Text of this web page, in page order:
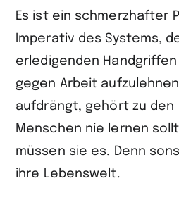
Es ist ein schmerzhafter
Imperativ des Systems,
erledigenden
gegen Arbeit
aufdrängt, gehört zu den
Menschen nie lernen
müssen sie es. Denn
ihre Lebenswelt.